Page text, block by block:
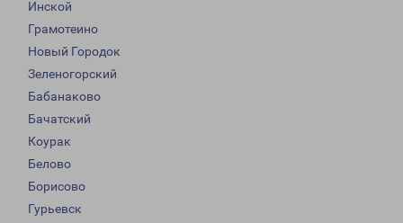
Инской
Грамотеино
Новый Городок
Зеленогорский
Бабанаково
Бачатский
Коурак
Белово
Борисово
Гурьевск